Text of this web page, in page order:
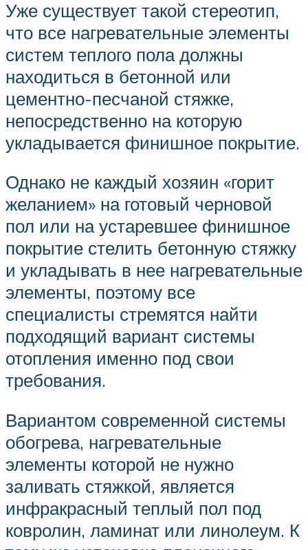
Уже существует такой стереотип,
что все нагревательные элементы
систем теплого пола должны
находиться в бетонной или
цементно-песчаной стяжке,
непосредственно на которую
укладывается финишное покрытие.
Однако не каждый хозяин «горит
желанием» на готовый черновой
пол или на устаревшее финишное
покрытие стелить бетонную стяжку
и укладывать в нее нагревательные
элементы, поэтому все
специалисты стремятся найти
подходящий вариант системы
отопления именно под свои
требования.
Вариантом современной системы
обогрева, нагревательные
элементы которой не нужно
заливать стяжкой, является
инфракрасный теплый пол под
ковролин, ламинат или линолеум. К